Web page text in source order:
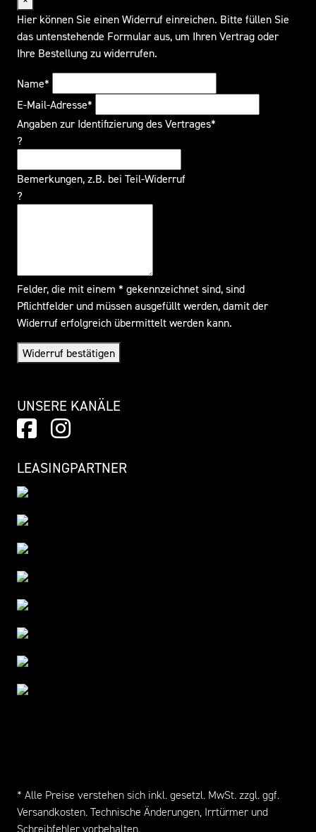
Hier können Sie einen Widerruf einreichen. Bitte füllen Sie
das untenstehende Formular aus, um Ihren Vertrag oder
Ihre Bestellung zu widerrufen.
Name*
E-Mail-Adresse*
Angaben zur Identifizierung des Vertrages*
?
Bemerkungen, z.B. bei Teil-Widerruf
?
Felder, die mit einem * gekennzeichnet sind, sind
Pflichtfelder und müssen ausgefüllt werden, damit der
Widerruf erfolgreich übermittelt werden kann.
Widerruf bestätigen
UNSERE KANÄLE
LEASINGPARTNER
* Alle Preise verstehen sich inkl. gesetzl. MwSt. zzgl. ggf.
Versandkosten. Technische Änderungen, Irrtürmer und
Schreibfehler vorbehalten.